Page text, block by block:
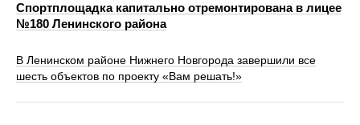
Спортплощадка капитально отремонтирована в лицее
№180 Ленинского района
В Ленинском районе Нижнего Новгорода завершили все
шесть объектов по проекту «Вам решать!»